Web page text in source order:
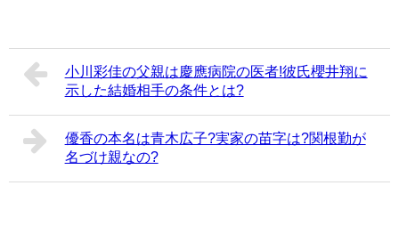
小川彩佳の父親は慶應病院の医者!彼氏櫻井翔に
示した結婚相手の条件とは?
優香の本名は青木広子?実家の苗字は?関根勤が
名づけ親なの?